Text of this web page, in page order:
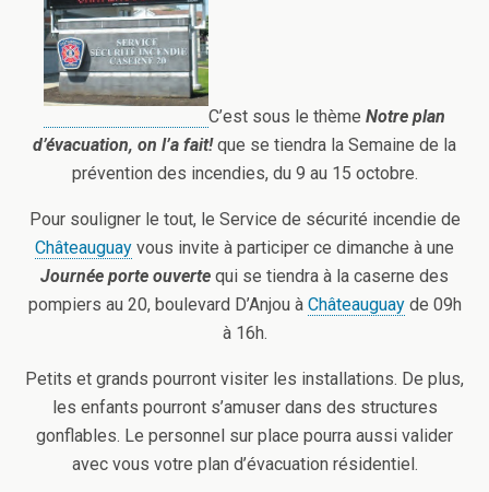
C’est sous le thème Notre plan
d’évacuation, on l’a fait!que se tiendra la Semaine de la
prévention des incendies, du 9 au 15 octobre.
Pour souligner le tout, le Service de sécurité incendie de
Châteauguay vous invite à participer ce dimanche à une
Journée porte ouverte qui se tiendra à la caserne des
pompiers au 20, boulevard D’Anjou à Châteauguayde 09h
à 16h.
Petits et grands pourront visiter les installations. De plus,
les enfants pourront s’amuser dans des structures
gonflables. Le personnel sur place pourra aussi valider
avec vous votre plan d’évacuation résidentiel.